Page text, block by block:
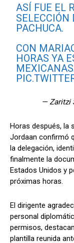
ASÍ FUE EL
SELECCIÓN
PACHUCA.
CON
HORAS YA
— Zaritzi
Horas después, la
Jordaan confirmó
la delegación,
finalmente la
Estados Unidos y
próximas horas.
El dirigente
personal
permisos,
plantilla reunida